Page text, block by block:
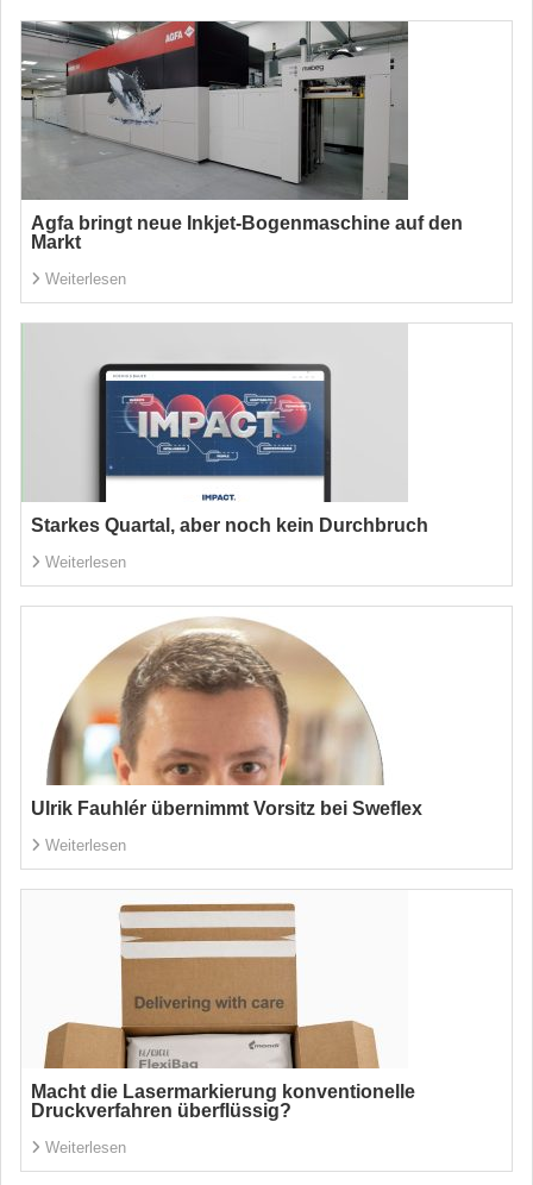
Agfa bringt neue Inkjet-Bogenmaschine auf den
Markt
Weiterlesen
Starkes Quartal, aber noch kein Durchbruch
Weiterlesen
Ulrik Fauhlér übernimmt Vorsitz bei Sweflex
Weiterlesen
Macht die Lasermarkierung konventionelle
Druckverfahren überflüssig?
Weiterlesen